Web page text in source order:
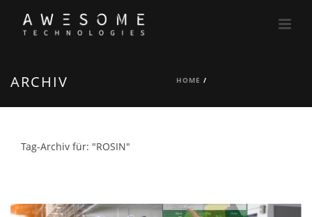
ARCHIV HOME /
Tag-Archiv für: "ROSIN"